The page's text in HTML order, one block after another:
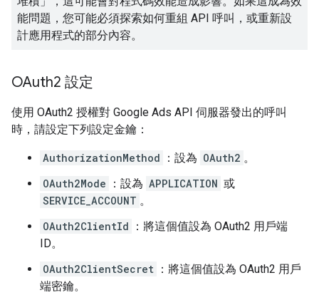
能問題，您可能必須探索如何重組 API 呼叫，或重新設
計應用程式的部分內容。
OAuth2 設定
使用 OAuth2 授權對 Google Ads API 伺服器發出的呼叫
時，請設定下列設定金鑰：
AuthorizationMethod ：設為 OAuth2 。
OAuth2Mode
：設為 APPLICATION 或
SERVICE_ACCOUNT 。
OAuth2ClientId
：將這個值設為 OAuth2 用戶端
ID。
OAuth2ClientSecret ：將這個值設為 OAuth2 用戶
端密鑰。